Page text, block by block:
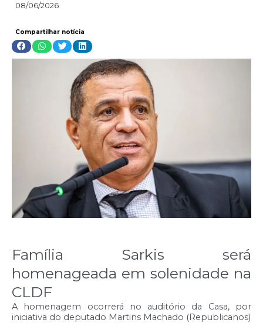
08/06/2026
Compartilhar notícia
Família Sarkis será
homenageada em solenidade na
CLDF
A homenagem ocorrerá no auditório da Casa, por
iniciativa do deputado Martins Machado (Republicanos)